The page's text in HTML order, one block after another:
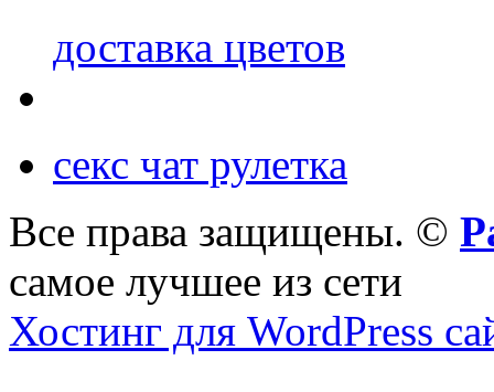
доставка цветов
секс чат рулетка
Все права защищены. ©
самое лучшее из сети
Хостинг для WordPress